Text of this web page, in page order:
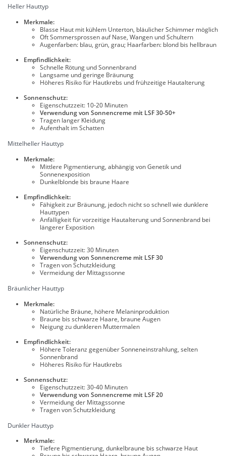
Heller Hauttyp
Merkmale:
Blasse Haut mit kühlem Unterton, bläulicher Schimmer möglich
Oft Sommersprossen auf Nase, Wangen und Schultern
Augenfarben: blau, grün, grau; Haarfarben: blond bis hellbraun
Empfindlichkeit:
Schnelle Rötung und Sonnenbrand
Langsame und geringe Bräunung
Höheres Risiko für Hautkrebs und frühzeitige Hautalterung
Sonnenschutz:
Eigenschutzzeit: 10-20 Minuten
Verwendung von Sonnencreme mit LSF 30-50+
Tragen langer Kleidung
Aufenthalt im Schatten
Mittelheller Hauttyp
Merkmale:
Mittlere Pigmentierung, abhängig von Genetik und
Sonnenexposition
Dunkelblonde bis braune Haare
Empfindlichkeit:
Fähigkeit zur Bräunung, jedoch nicht so schnell wie dunklere
Hauttypen
Anfälligkeit für vorzeitige Hautalterung und Sonnenbrand bei
längerer Exposition
Sonnenschutz:
Eigenschutzzeit: 30 Minuten
Verwendung von Sonnencreme mit LSF 30
Tragen von Schutzkleidung
Vermeidung der Mittagssonne
Bräunlicher Hauttyp
Merkmale:
Natürliche Bräune, höhere Melaninproduktion
Braune bis schwarze Haare, braune Augen
Neigung zu dunkleren Muttermalen
Empfindlichkeit:
Höhere Toleranz gegenüber Sonneneinstrahlung, selten
Sonnenbrand
Höheres Risiko für Hautkrebs
Sonnenschutz:
Eigenschutzzeit: 30-40 Minuten
Verwendung von Sonnencreme mit LSF 20
Vermeidung der Mittagssonne
Tragen von Schutzkleidung
Dunkler Hauttyp
Merkmale:
Tiefere Pigmentierung, dunkelbraune bis schwarze Haut